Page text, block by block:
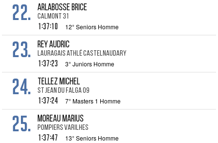
22. ARLABOSSE Brice
Calmont 31
1:37:10 12° Seniors Homme
23. REY Audric
Lauragais athlé castelnaudary
1:37:23 3° Juniors Homme
24. TELLEZ Michel
St Jean du Falga 09
1:37:24 7° Masters 1 Homme
25. MOREAU Marius
POMPIERS VARILHES
1:37:47 13° Seniors Homme